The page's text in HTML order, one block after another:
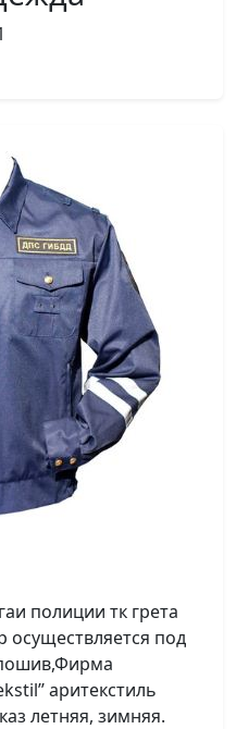
полиции тк грета
под
аритекстиль
летняя, зимняя.